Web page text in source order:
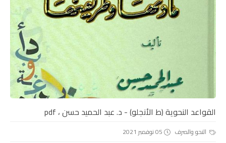
القواعد النحوية (ط الأنجلو) - د. عبد الحميد حسن ، pdf
النحو والصرف
05 نوفمبر 2021